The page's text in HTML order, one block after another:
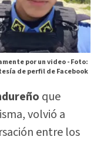
por un video -Foto:
de perfil de Facebook
que
volvió a
entre los